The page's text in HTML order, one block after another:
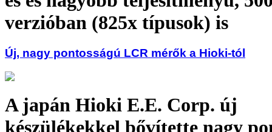
verzióban (825x típusok) is
Új, nagy pontosságú LCR mérők a Hioki-tól
A japán Hioki E.E. Corp. új
készülékekkel bővítette nagy